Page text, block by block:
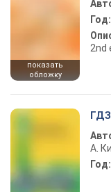
показать
обложку
Год:
2nd
А.
Год: